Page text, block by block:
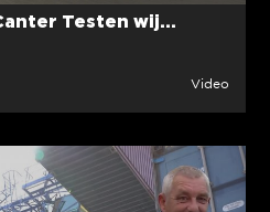
Testen wij...
Video